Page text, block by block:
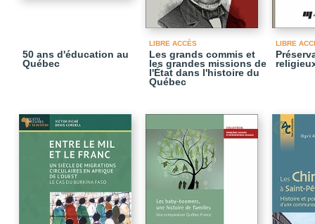
50 ans d'éducation au
Québec
LIBRE ACCÈS
Les grands commis et
les grandes missions de
l'État dans l'histoire du
Québec
LIBRE